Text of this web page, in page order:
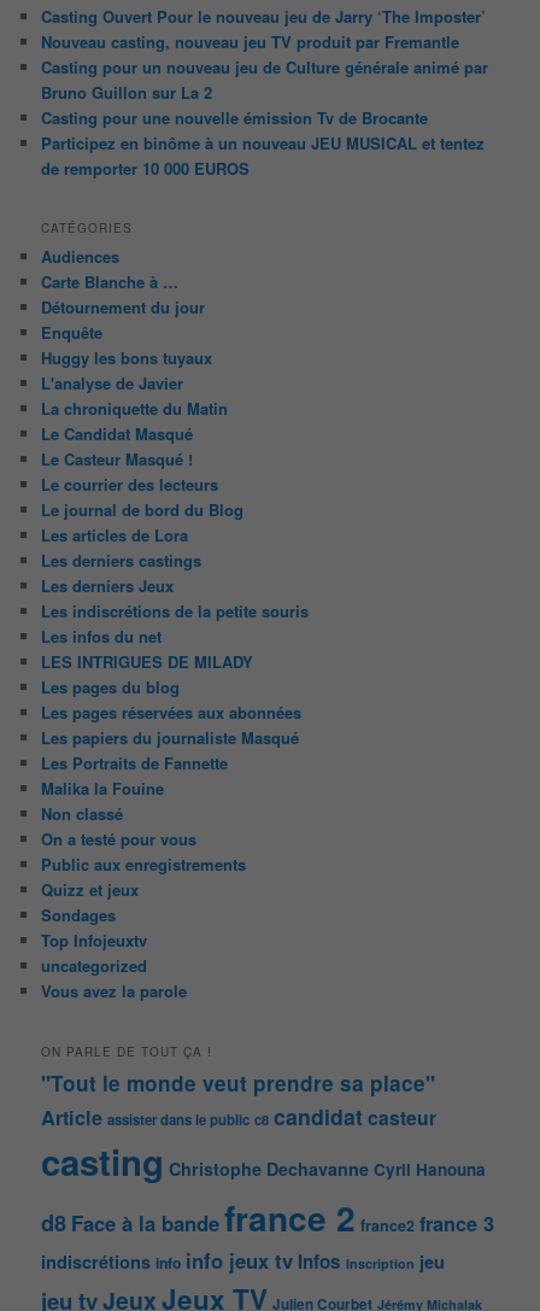
Casting Ouvert Pour le nouveau jeu de Jarry ‘The Imposter’
Nouveau casting, nouveau jeu TV produit par Fremantle
Casting pour un nouveau jeu de Culture générale animé par
Bruno Guillon sur La 2
Casting pour une nouvelle émission Tv de Brocante
Participez en binôme à un nouveau JEU MUSICAL et tentez
de remporter 10 000 EUROS
CATÉGORIES
Audiences
Carte Blanche à …
Détournement du jour
Enquête
Huggy les bons tuyaux
L'analyse de Javier
La chroniquette du Matin
Le Candidat Masqué
Le Casteur Masqué !
Le courrier des lecteurs
Le journal de bord du Blog
Les articles de Lora
Les derniers castings
Les derniers Jeux
Les indiscrétions de la petite souris
Les infos du net
LES INTRIGUES DE MILADY
Les pages du blog
Les pages réservées aux abonnées
Les papiers du journaliste Masqué
Les Portraits de Fannette
Malika la Fouine
Non classé
On a testé pour vous
Public aux enregistrements
Quizz et jeux
Sondages
Top Infojeuxtv
uncategorized
Vous avez la parole
ON PARLE DE TOUT ÇA !
"Tout le monde veut prendre sa place"
Article assister dans le public c8 candidatcasteur
casting Christophe Dechavanne Cyril Hanouna
d8 Face à la bandefrance 2 france2 france 3
indiscrétions info info jeux tv Infos Inscription jeu
jeu tvJeuxJeux TV Julien Courbet Jérémy Michalak